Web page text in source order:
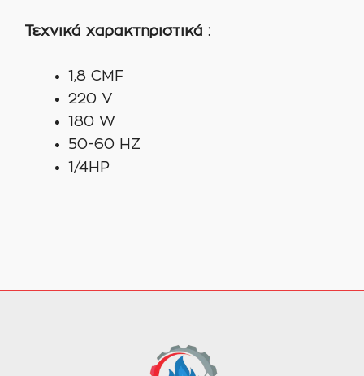
Τεχνικά χαρακτηριστικά :
1,8 CMF
220 V
180 W
50-60 HZ
1/4HP